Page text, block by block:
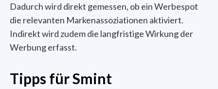
Dadurch wird direkt gemessen, ob ein Werbespot
die relevanten Markenassoziationen aktiviert.
Indirekt wird zudem die langfristige Wirkung der
Werbung erfasst.
Tipps für Smint